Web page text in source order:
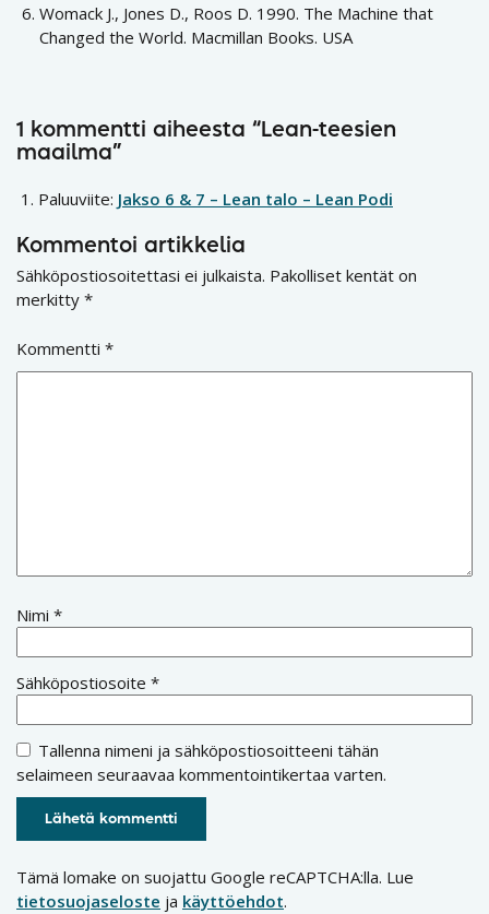
Womack J., Jones D., Roos D. 1990. The Machine that
Changed the World. Macmillan Books. USA
1 kommentti aiheesta “Lean-teesien
maailma”
Paluuviite: Jakso 6 & 7 – Lean talo – Lean Podi
Kommentoi artikkelia
Sähköpostiosoitettasi ei julkaista. Pakolliset kentät on
merkitty *
Kommentti *
Nimi *
Sähköpostiosoite *
Tallenna nimeni ja sähköpostiosoitteeni tähän
selaimeen seuraavaa kommentointikertaa varten.
Tämä lomake on suojattu Google reCAPTCHA:lla. Lue
tietosuojaseloste ja käyttöehdot.